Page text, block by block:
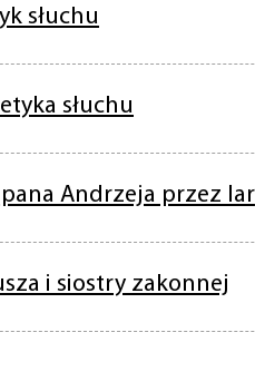
słuchu
słuchu
Andrzeja przez
i siostry zakonnej